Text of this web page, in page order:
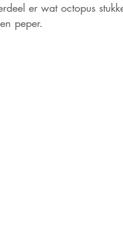
er wat octopus
peper.